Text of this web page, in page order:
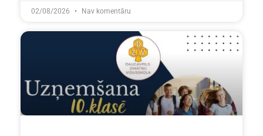
02/08/2026 Nav komentāru